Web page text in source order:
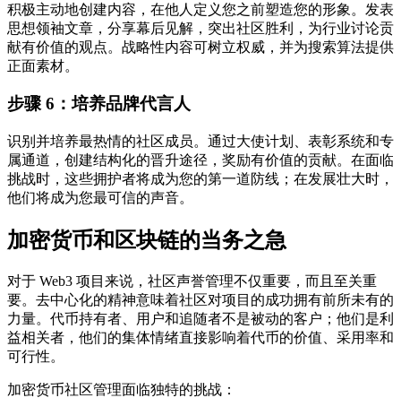
积极主动地创建内容，在他人定义您之前塑造您的形象。发表
思想领袖文章，分享幕后见解，突出社区胜利，为行业讨论贡
献有价值的观点。战略性内容可树立权威，并为搜索算法提供
正面素材。
步骤 6：培养品牌代言人
识别并培养最热情的社区成员。通过大使计划、表彰系统和专
属通道，创建结构化的晋升途径，奖励有价值的贡献。在面临
挑战时，这些拥护者将成为您的第一道防线；在发展壮大时，
他们将成为您最可信的声音。
加密货币和区块链的当务之急
对于 Web3 项目来说，社区声誉管理不仅重要，而且至关重
要。去中心化的精神意味着社区对项目的成功拥有前所未有的
力量。代币持有者、用户和追随者不是被动的客户；他们是利
益相关者，他们的集体情绪直接影响着代币的价值、采用率和
可行性。
加密货币社区管理面临独特的挑战：